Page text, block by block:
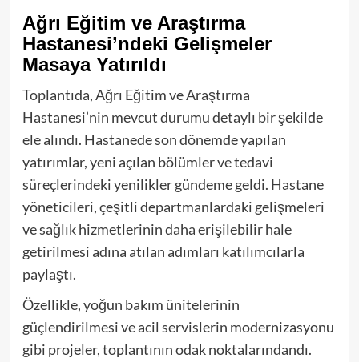
Ağrı Eğitim ve Araştırma
Hastanesi’ndeki Gelişmeler
Masaya Yatırıldı
Toplantıda, Ağrı Eğitim ve Araştırma
Hastanesi’nin mevcut durumu detaylı bir şekilde
ele alındı. Hastanede son dönemde yapılan
yatırımlar, yeni açılan bölümler ve tedavi
süreçlerindeki yenilikler gündeme geldi. Hastane
yöneticileri, çeşitli departmanlardaki gelişmeleri
ve sağlık hizmetlerinin daha erişilebilir hale
getirilmesi adına atılan adımları katılımcılarla
paylaştı.
Özellikle, yoğun bakım ünitelerinin
güçlendirilmesi ve acil servislerin modernizasyonu
gibi projeler, toplantının odak noktalarındandı.